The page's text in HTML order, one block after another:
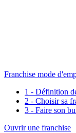
Franchise mode
1 - Définition
2 - Choisir sa
3 - Faire son
Ouvrir une franchise